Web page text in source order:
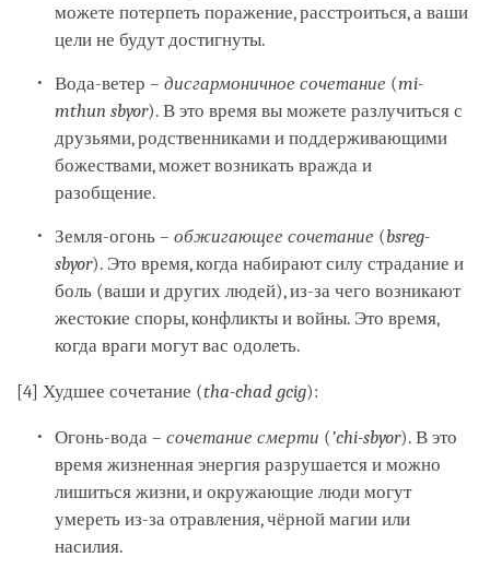
можете потерпеть поражение, расстроиться, а ваши
цели не будут достигнуты.
Вода-ветер –дисгармоничное сочетание (mi-
mthun sbyor). В это время вы можете разлучиться с
друзьями, родственниками и поддерживающими
божествами, может возникать вражда и
разобщение.
Земля-огонь –обжигающее сочетание (bsreg-
sbyor). Это время, когда набирают силу страдание и
боль (ваши и других людей), из-за чего возникают
жестокие споры, конфликты и войны. Это время,
когда враги могут вас одолеть.
[4] Худшее сочетание (tha-chad gcig):
Огонь-вода –сочетание смерти (’chi-sbyor). В это
время жизненная энергия разрушается и можно
лишиться жизни, и окружающие люди могут
умереть из-за отравления, чёрной магии или
насилия.